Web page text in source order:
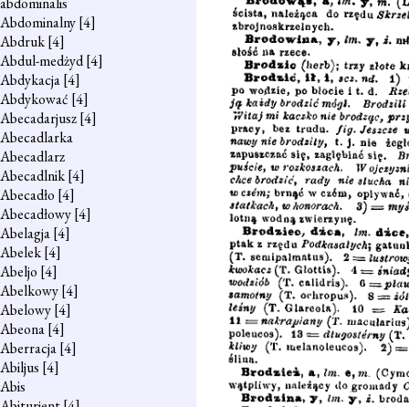
Abdominalny[4]
Abdruk[4]
Abdul-medżyd[4]
Abdykacja[4]
Abdykować [4]
Abecadarjusz[4]
Abecadlarka
Abecadlarz
Abecadlnik[4]
Abecadło [4]
Abecadłowy[4]
Abelagja[4]
Abelek[4]
Abeljo [4]
Abelkowy[4]
Abelowy[4]
Abeona[4]
Aberracja[4]
Abiljus [4]
Abis